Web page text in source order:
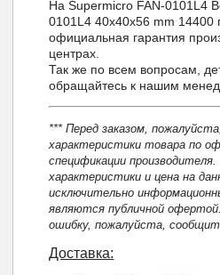
На Supermicro FAN-0101L4
0101L4 40x40x56 mm 14400
официальная гарантия
центрах.
Так же по всем вопросам,
обращайтесь к нашим
*** Перед заказом,
характеристики товара по
спецификации производителя.
характеристики и цена на
исключительно
являются публичной
ошибку, пожалуйста,
Доставка: